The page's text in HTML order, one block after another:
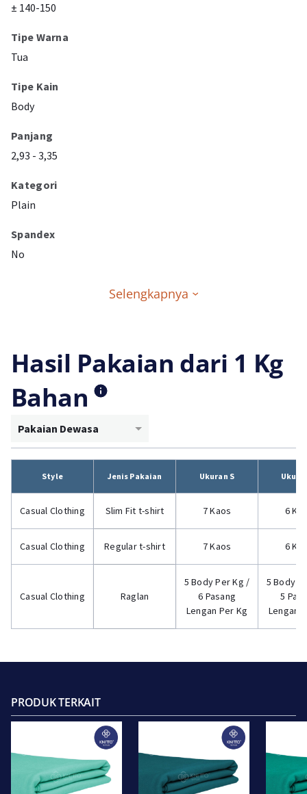
± 140-150
Tipe Warna
Tua
Tipe Kain
Body
Panjang
2,93 - 3,35
Kategori
Plain
Spandex
No
Selengkapnya
Hasil Pakaian dari 1 Kg
Bahan
Pakaian Dewasa
Style Jenis Pakaian Ukuran S
Casual Clothing Slim Fit t-shirt 7 Kaos 6
Casual Clothing Regular t-shirt 7 Kaos 6
Casual Clothing Raglan
5 Body Per Kg /
6 Pasang
Lengan Per Kg
5 Body
5
Lengan
PRODUK TERKAIT